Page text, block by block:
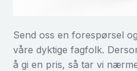
Send oss en forespørsel
våre dyktige fagfolk.
å gi en pris, så tar vi